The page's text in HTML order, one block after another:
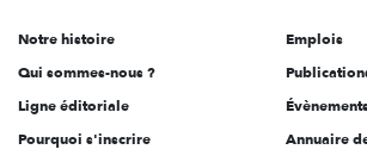
l'engagement
Notre histoire
Qui sommes-nous ?
Ligne éditoriale
Pourquoi s'inscrire
Emplois
Annuaire